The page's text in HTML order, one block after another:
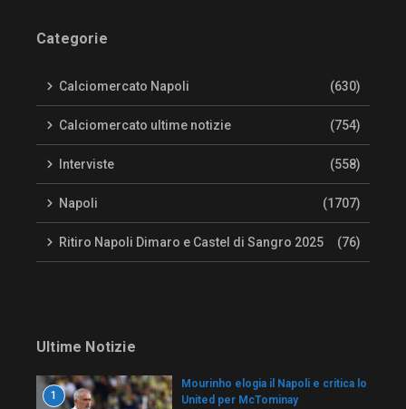
Categorie
Calciomercato Napoli (630)
Calciomercato ultime notizie (754)
Interviste (558)
Napoli (1707)
Ritiro Napoli Dimaro e Castel di Sangro 2025 (76)
Ultime Notizie
1
Mourinho elogia il Napoli e critica lo
United per McTominay